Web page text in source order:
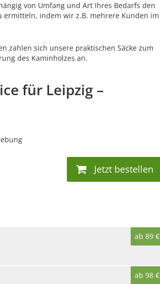
von Umfang und Art Ihres Bedarfs den
ermitteln, indem wir z.B. mehrere Kunden im
zahlen sich unsere praktischen Säcke zum
des Kaminholzes an.
für Leipzig –
Jetzt bestellen
ab 89 €
ab 98 €